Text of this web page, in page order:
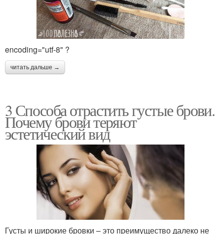
encoding="utf-8" ?
читать дальше →
3 Способа отрастить густые брови.
Почему брови теряют
эстетический вид
Густы и широкие бровки – это преимущество далеко не